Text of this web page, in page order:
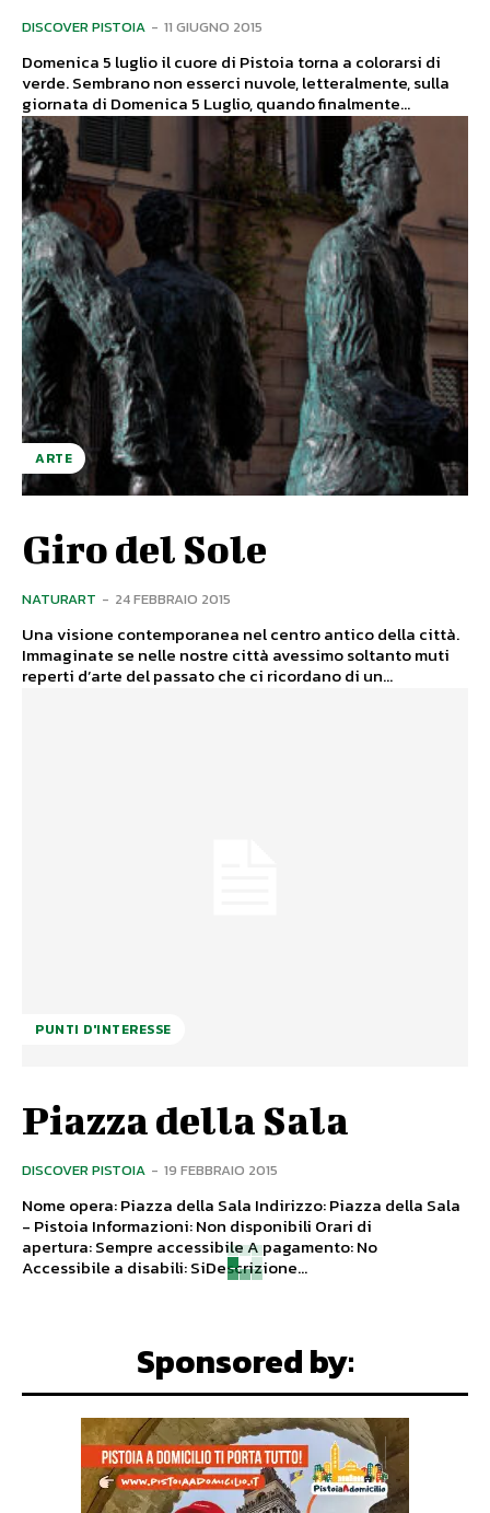
DISCOVER PISTOIA - 11 GIUGNO 2015
Domenica 5 luglio il cuore di Pistoia torna a colorarsi di
verde. Sembrano non esserci nuvole, letteralmente, sulla
giornata di Domenica 5 Luglio, quando finalmente...
ARTE
Giro del Sole
NATURART - 24 FEBBRAIO 2015
Una visione contemporanea nel centro antico della città.
Immaginate se nelle nostre città avessimo soltanto muti
reperti d’arte del passato che ci ricordano di un...
PUNTI D'INTERESSE
Piazza della Sala
DISCOVER PISTOIA - 19 FEBBRAIO 2015
Nome opera: Piazza della Sala Indirizzo: Piazza della Sala
- Pistoia Informazioni: Non disponibili Orari di
apertura: Sempre accessibile A pagamento: No
Accessibile a disabili: SiDescrizione...
Sponsored by: